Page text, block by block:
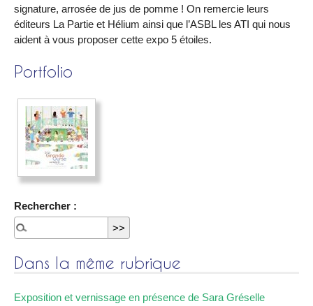
signature, arrosée de jus de pomme ! On remercie leurs
éditeurs La Partie et Hélium ainsi que l’ASBL les ATI qui nous
aident à vous proposer cette expo 5 étoiles.
Portfolio
Rechercher :
Dans la même rubrique
Exposition et vernissage en présence de Sara Gréselle